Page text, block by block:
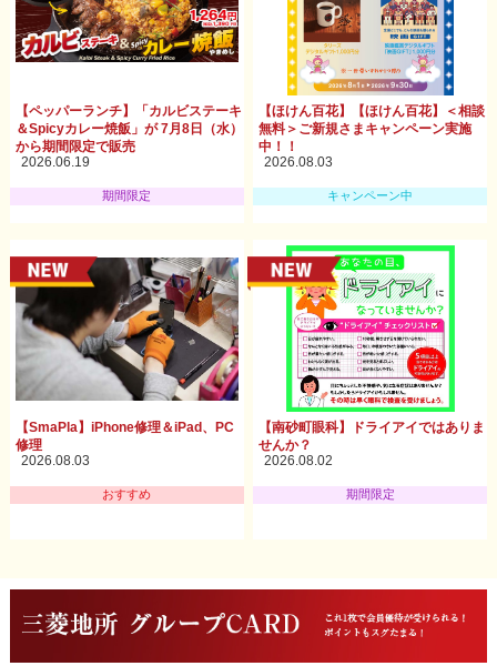
【ペッパーランチ】「カルビステーキ
＆Spicyカレー焼飯」が 7月8日（水）
から期間限定で販売
2026.06.19
期間限定
【ほけん百花】【ほけん百花】＜相談
無料＞ご新規さまキャンペーン実施
中！！
2026.08.03
キャンペーン中
【SmaPla】iPhone修理＆iPad、PC
修理
2026.08.03
おすすめ
【南砂町眼科】ドライアイではありま
せんか？
2026.08.02
期間限定